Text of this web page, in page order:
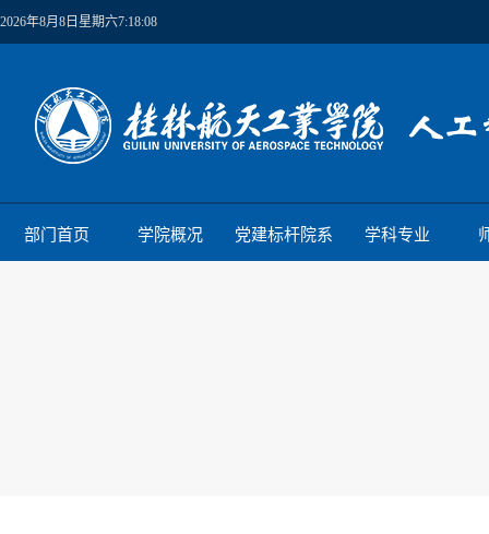
2026年8月8日星期六7:18:08
部门首页 学院概况 党建标杆院系 学科专业